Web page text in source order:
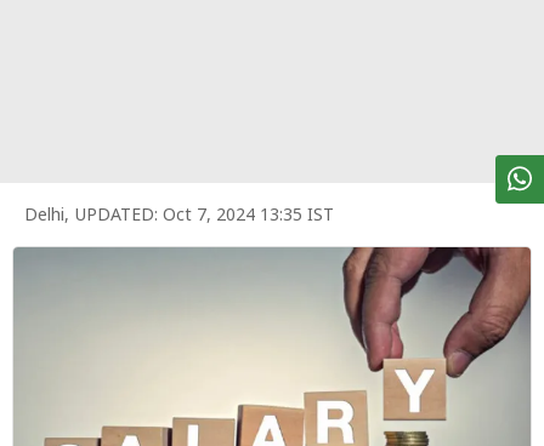
न्यूज
Delhi, UPDATED: Oct 7, 2024 13:35 IST